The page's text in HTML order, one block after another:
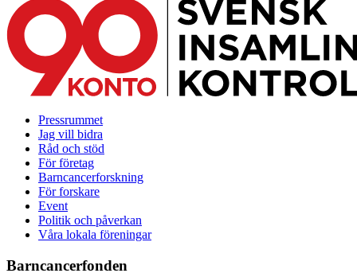
Pressrummet
Jag vill bidra
Råd och stöd
För företag
Barncancerforskning
För forskare
Event
Politik och påverkan
Våra lokala föreningar
Barncancerfonden